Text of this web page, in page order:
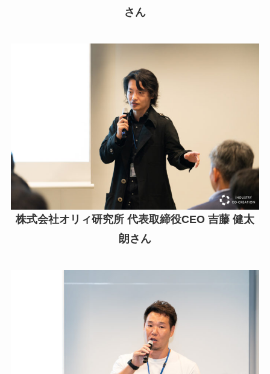
さん
株式会社オリィ研究所 代表取締役CEO 吉藤 健太
朗さん